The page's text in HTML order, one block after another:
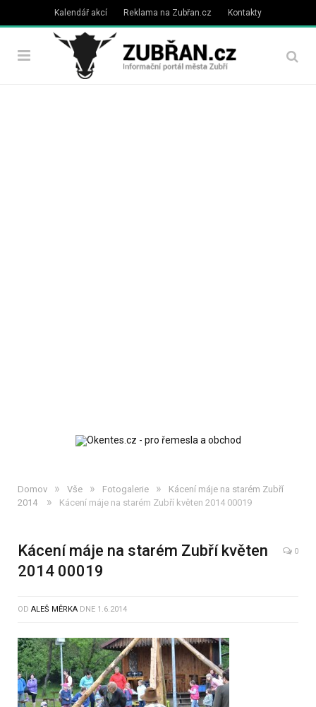
Kalendář akcí Reklama na Zubřan.cz Kontakty
Domov » Vše » Fotogalerie »
Kácení máje na starém Zubří
2014
» Kácení máje na starém Zubří květen 2014 00019
Kácení máje na starém Zubří květen
2014 00019
0
OD ALEŠ MĚRKA DNE 1.6.2014